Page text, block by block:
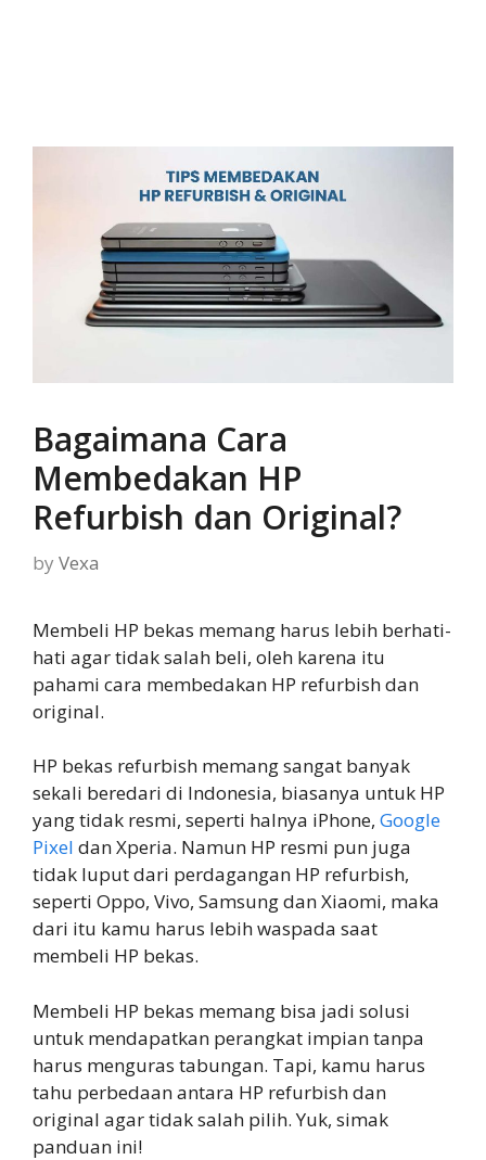
Bagaimana Cara
Membedakan HP
Refurbish dan Original?
by Vexa
Membeli HP bekas memang harus lebih berhati-
hati agar tidak salah beli, oleh karena itu
pahami cara membedakan HP refurbish dan
original.
HP bekas refurbish memang sangat banyak
sekali beredari di Indonesia, biasanya untuk HP
yang tidak resmi, seperti halnya iPhone, Google
Pixel dan Xperia. Namun HP resmi pun juga
tidak luput dari perdagangan HP refurbish,
seperti Oppo, Vivo, Samsung dan Xiaomi, maka
dari itu kamu harus lebih waspada saat
membeli HP bekas.
Membeli HP bekas memang bisa jadi solusi
untuk mendapatkan perangkat impian tanpa
harus menguras tabungan. Tapi, kamu harus
tahu perbedaan antara HP refurbish dan
original agar tidak salah pilih. Yuk, simak
panduan ini!